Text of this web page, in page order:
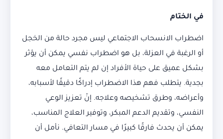
في الختام
اضطراب الانسحاب الاجتماعي ليس مجرد حالة من الخجل
أو الرغبة في العزلة، بل هو اضطراب نفسي يمكن أن يؤثر
بشكل عميق على حياة الأفراد إن لم يتم التعامل معه
بجدية. يتطلب فهم هذا الاضطراب إدراكًا دقيقًا لأسبابه،
وأعراضه، وطرق تشخيصه وعلاجه. إنّ تعزيز الوعي
النفسي، وتقديم الدعم المبكر، وتوفير العلاج المناسب،
يمكن أن يحدث فارقًا كبيرًا في مسار التعافي. نأمل أن